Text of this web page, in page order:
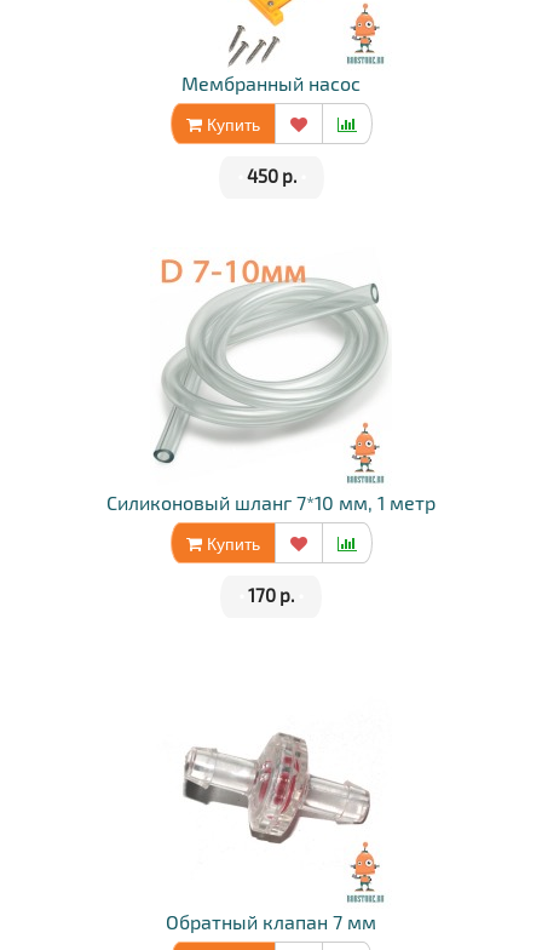
Мембранный насос
Купить
450 р.
Силиконовый шланг 7*10 мм, 1 метр
Купить
170 р.
Обратный клапан 7 мм